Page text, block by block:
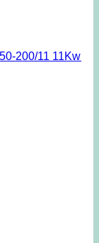
200/11 11Kw